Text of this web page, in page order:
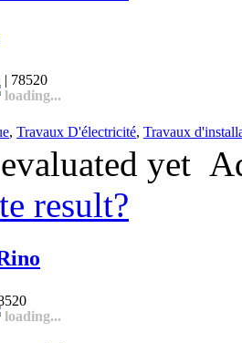
| 78520
loading...
, Travaux D'électricité, Travaux
yet
result?
loading...